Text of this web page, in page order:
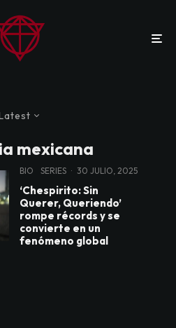
mexicana
BIO SERIES · 30 JULIO, 2025
‘Chespirito: Sin
Querer, Queriendo’
rompe récords y se
convierte en un
fenómeno global